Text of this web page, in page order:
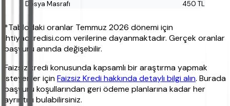
450 TL
*Tablodaki oranlar Temmuz 2026 dönemi için
ihtiyackredisi.com verilerine dayanmaktadır. Gerçek oranlar
başvuru anında değişebilir.
Faizsiz kredi konusunda kapsamlı bir araştırma yapmak
isteyenler içinFaizsiz Kredi hakkında detaylı bilgi alın. Burada
başvuru koşullarından geri ödeme planlarına kadar her
ayrıntıyı bulabilirsiniz.